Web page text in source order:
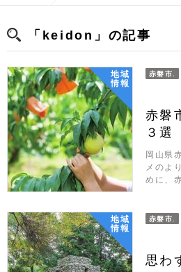
「keidon」の記事
地域
情報
赤磐市.
赤磐
３選
岡山県
メのよ
めに、
地域
情報
赤磐市.
思わ